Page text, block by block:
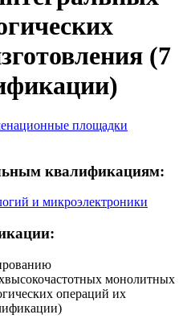
(7
площадки
квалификациям:
и микроэлектроники
монолитных
операций их